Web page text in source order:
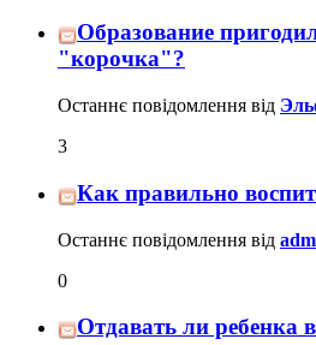
Образование
"корочка"?
Останнє повідомлення від
3
Как правильно
Останнє повідомлення від
0
Отдавать ли ребенка